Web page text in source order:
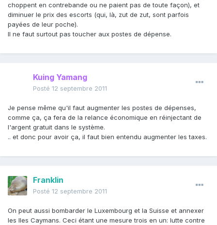
choppent en contrebande ou ne paient pas de toute façon), et
diminuer le prix des escorts (qui, là, zut de zut, sont parfois
payées de leur poche).
Il ne faut surtout pas toucher aux postes de dépense.
Kuing Yamang
Posté 12 septembre 2011
Je pense même qu'il faut augmenter les postes de dépenses,
comme ça, ça fera de la relance économique en réinjectant de
l'argent gratuit dans le système.
.. et donc pour avoir ça, il faut bien entendu augmenter les taxes.
Franklin
Posté 12 septembre 2011
On peut aussi bombarder le Luxembourg et la Suisse et annexer
les Iles Caymans. Ceci étant une mesure trois en un: lutte contre